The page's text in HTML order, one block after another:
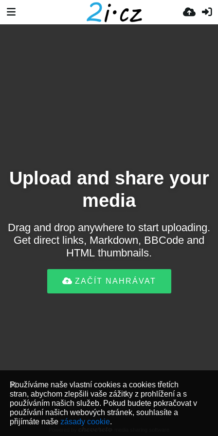
Upload and share your
media
Drag and drop anywhere to start uploading.
Get direct links, Markdown, BBCode and
HTML thumbnails.
ZAČÍT NAHRÁVAT
Používáme naše vlastní cookies a cookies třetích
stran, abychom zlepšili vaše zážitky z prohlížení a s
používáním našich služeb. Pokud budete pokračovat v
používání našich webových stránek, souhlasíte a
přijímáte naše zásady cookie.